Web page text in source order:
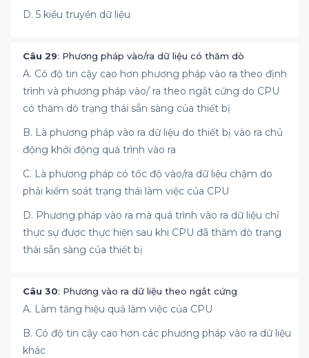
D. 5 kiểu truyền dữ liệu
Câu 29: Phương pháp vào/ra dữ liệu có thăm dò
A. Có độ tin cậy cao hơn phương pháp vào ra theo định
trình và phương pháp vào/ ra theo ngắt cứng do CPU
có thăm dò trạng thái sẵn sàng của thiết bị
B. Là phương pháp vào ra dữ liệu do thiết bị vào ra chủ
động khởi động quá trình vào ra
C. Là phương pháp có tốc độ vào/ra dữ liệu chậm do
phải kiểm soát trạng thái làm việc của CPU
D. Phương pháp vào ra mà quá trình vào ra dữ liệu chỉ
thực sự được thực hiện sau khi CPU đã thăm dò trạng
thái sẵn sàng của thiết bị
Câu 30: Phương vào ra dữ liệu theo ngắt cứng
A. Làm tăng hiệu quả làm việc của CPU
B. Có độ tin cậy cao hơn các phương pháp vào ra dữ liệu
khác